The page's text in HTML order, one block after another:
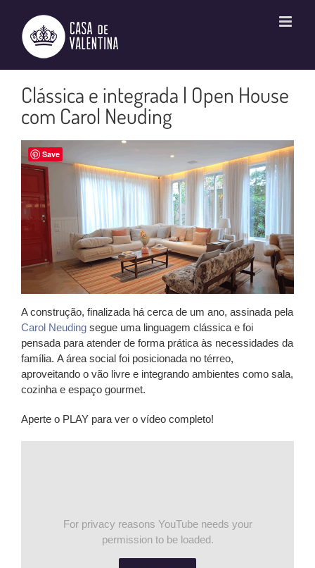
conteúdo
Clássica e integrada | Open House
com Carol Neuding
A construção, finalizada há cerca de um ano, assinada pela
Carol Neuding segue uma linguagem clássica e foi
pensada para atender de forma prática às necessidades da
família. A área social foi posicionada no térreo,
aproveitando o vão livre e integrando ambientes como sala,
cozinha e espaço gourmet.
Aperte o PLAY para ver o vídeo completo!
For privacy reasons YouTube needs your
permission to be loaded.
Save